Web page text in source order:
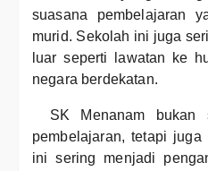
suasana pembelajaran
murid. Sekolah ini juga
luar seperti lawatan ke
negara berdekatan.
SK Menanam bukan
pembelajaran, tetapi
ini sering menjadi